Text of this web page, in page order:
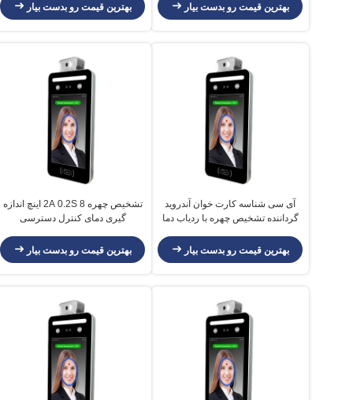
بهترین قیمت رو بدست بیار
بهترین قیمت رو بدست بیار
آی سی شناسه کارت خوان آندروید
گرداننده تشخیص چهره با ردیاب دما
بهترین قیمت رو بدست بیار
تشخیص چهره 2A 0.2S 8 اینچ اندازه
گیری دمای کنترل دسترسی
بهترین قیمت رو بدست بیار